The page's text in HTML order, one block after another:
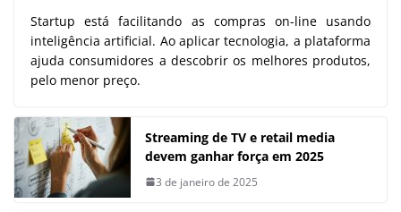
Startup está facilitando as compras on-line usando
inteligência artificial. Ao aplicar tecnologia, a plataforma
ajuda consumidores a descobrir os melhores produtos,
pelo menor preço.
Streaming de TV e retail media
devem ganhar força em 2025
3 de janeiro de 2025